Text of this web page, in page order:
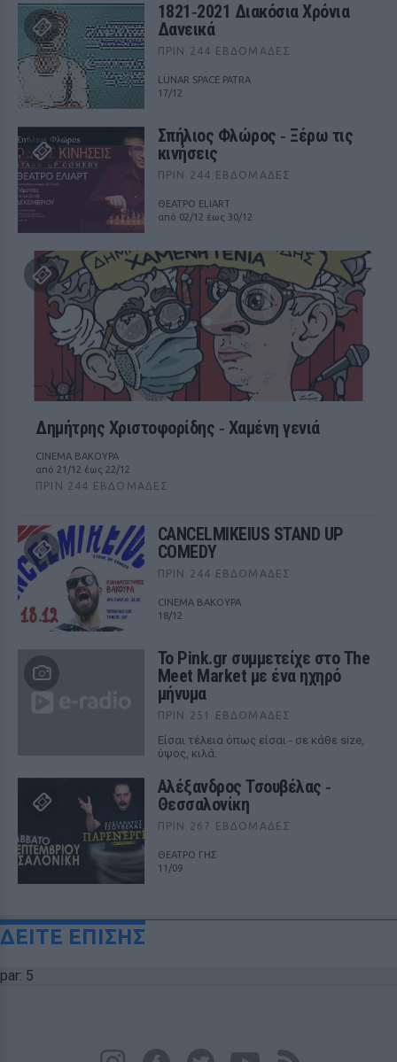
1821‑2021 Διακόσια Χρόνια
Δανεικά
ΠΡΙΝ 244 ΕΒΔΟΜΆΔΕΣ
LUNAR SPACE PATRA
17/12
Σπήλιος Φλώρος ‑ Ξέρω τις
κινήσεις
ΠΡΙΝ 244 ΕΒΔΟΜΆΔΕΣ
ΘΕΑΤΡΟ ELIART
από 02/12 έως 30/12
Δημήτρης Χριστοφορίδης ‑ Χαμένη γενιά
CINEMA ΒΑΚΟΥΡΑ
από 21/12 έως 22/12
ΠΡΙΝ 244 ΕΒΔΟΜΆΔΕΣ
CANCELMIKEIUS STAND UP
COMEDY
ΠΡΙΝ 244 ΕΒΔΟΜΆΔΕΣ
CINEMA ΒΑΚΟΥΡΑ
18/12
Το Pink.gr συμμετείχε στο The
Meet Market με ένα ηχηρό
μήνυμα
ΠΡΙΝ 251 ΕΒΔΟΜΆΔΕΣ
Είσαι τέλεια όπως είσαι - σε κάθε size,
ύψος, κιλά.
Αλέξανδρος Τσουβέλας ‑
Θεσσαλονίκη
ΠΡΙΝ 267 ΕΒΔΟΜΆΔΕΣ
ΘΕΑΤΡΟ ΓΗΣ
11/09
ΔΕΙΤΕ ΕΠΙΣΗΣ
par: 5